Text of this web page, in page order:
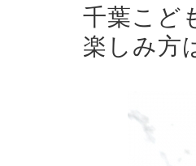
千葉こど
楽しみ方